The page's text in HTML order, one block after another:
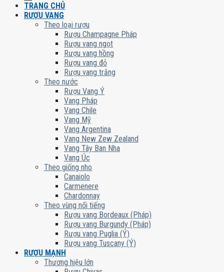
TRANG CHỦ
RƯỢU VANG
Theo loại rượu
Rượu Champagne Pháp
Rượu vang ngọt
Rượu vang hồng
Rượu vang đỏ
Rượu vang trắng
Theo nước
Rượu Vang Ý
Vang Pháp
Vang Chile
Vang Mỹ
Vang Argentina
Vang New Zew Zealand
Vang Tây Ban Nha
Vang Úc
Theo giống nho
Canaiolo
Carmenere
Chardonnay
Theo vùng nổi tiếng
Rượu vang Bordeaux (Pháp)
Rượu vang Burgundy (Pháp)
Rượu vang Puglia (Ý)
Rượu vang Tuscany (Ý)
RƯỢU MẠNH
Thương hiệu lớn